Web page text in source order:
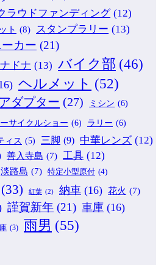
ラウドファンディング (12)
ト (8) スタンプラリー (13)
ーカー (21)
ナドナ (13) バイク部 (46)
ヘルメット (52)
ダプター (27) ミシン (6)
サイクルショー (6) ラリー (6)
ィス (5) 三脚 (9) 中華レンズ (12)
善入寺島 (7) 工具 (12)
淡路島 (7) 特定小型原付 (4)
(33) 紅葉 (2) 納車 (16) 花火 (7)
謹賀新年 (21) 車庫 (16)
(3) 雨男 (55)